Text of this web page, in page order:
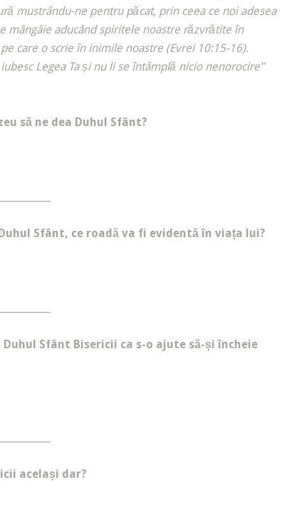
mustrându-ne pentru păcat, prin ceea ce noi adesea
mângâie aducând spiritele noastre răzvrătite în
care o scrie în inimile noastre (Evrei 10:15-16).
Legea Ta și nu li se întâmplă nicio nenorocire”
să ne dea Duhul Sfânt?
Sfânt, ce roadă va fi evidentă în viața lui?
Sfânt Bisericii ca s-o ajute să-și încheie
același dar?